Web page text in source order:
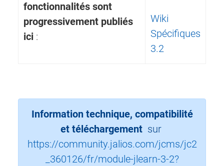
fonctionnalités sont
progressivement publiés
ici :
Wiki
Spécifiques
3.2
Information technique, compatibilité
et téléchargementsur
https://community.jalios.com/jcms/jc2
_360126/fr/module-jlearn-3-2?